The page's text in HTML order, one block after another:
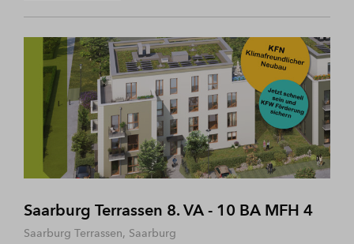
Saarburg Terrassen 8. VA - 10 BA MFH 4
Saarburg Terrassen, Saarburg